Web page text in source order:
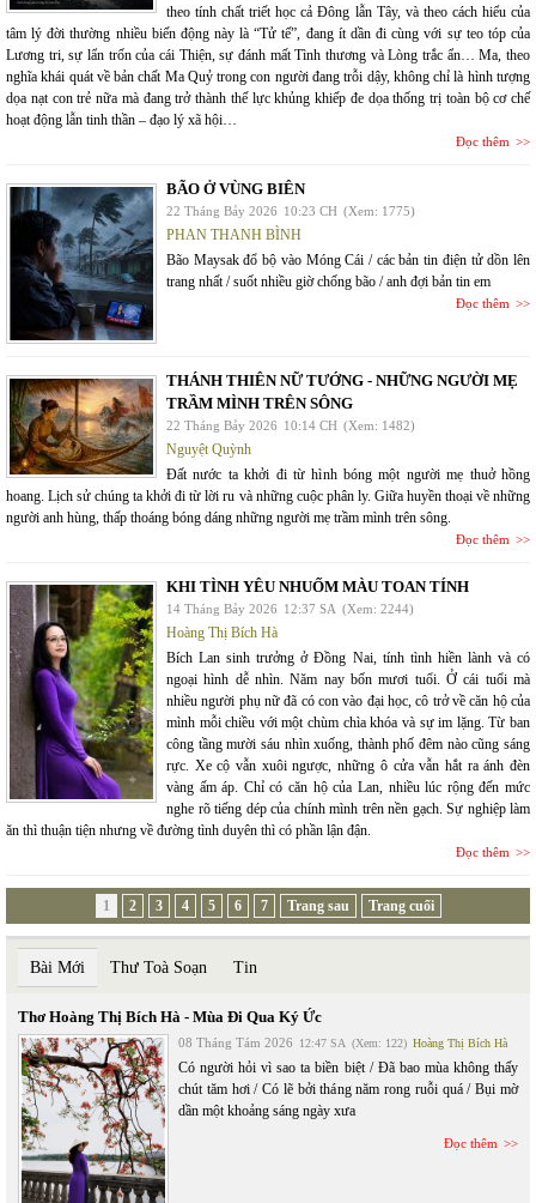
theo tính chất triết học cả Đông lẫn Tây, và theo cách hiểu của
tâm lý đời thường nhiều biến động này là “Tử tế”, đang ít dần đi cùng với sự teo tóp của
Lương tri, sự lẩn trốn của cái Thiện, sự đánh mất Tình thương và Lòng trắc ẩn… Ma, theo
nghĩa khái quát về bản chất Ma Quỷ trong con người đang trỗi dậy, không chỉ là hình tượng
dọa nạt con trẻ nữa mà đang trở thành thế lực khủng khiếp đe dọa thống trị toàn bộ cơ chế
hoạt động lẫn tinh thần – đạo lý xã hội…
Đọc thêm
BÃO Ở VÙNG BIÊN
22 Tháng Bảy 2026 10:23 CH (Xem: 1775)
PHAN THANH BÌNH
Bão Maysak đổ bộ vào Móng Cái / các bản tin điện tử dồn lên
trang nhất / suốt nhiều giờ chống bão / anh đợi bản tin em
Đọc thêm
THÁNH THIÊN NỮ TƯỚNG - NHỮNG NGƯỜI MẸ
TRẦM MÌNH TRÊN SÔNG
22 Tháng Bảy 2026 10:14 CH (Xem: 1482)
Nguyệt Quỳnh
Đất nước ta khởi đi từ hình bóng một người mẹ thuở hồng
hoang. Lịch sử chúng ta khởi đi từ lời ru và những cuộc phân ly. Giữa huyền thoại về những
người anh hùng, thấp thoáng bóng dáng những người mẹ trầm mình trên sông.
Đọc thêm
KHI TÌNH YÊU NHUỐM MÀU TOAN TÍNH
14 Tháng Bảy 2026 12:37 SA (Xem: 2244)
Hoàng Thị Bích Hà
Bích Lan sinh trưởng ở Đồng Nai, tính tình hiền lành và có
ngoại hình dễ nhìn. Năm nay bốn mươi tuổi. Ở cái tuổi mà
nhiều người phụ nữ đã có con vào đại học, cô trở về căn hộ của
mình mỗi chiều với một chùm chìa khóa và sự im lặng. Từ ban
công tầng mười sáu nhìn xuống, thành phố đêm nào cũng sáng
rực. Xe cộ vẫn xuôi ngược, những ô cửa vẫn hắt ra ánh đèn
vàng ấm áp. Chỉ có căn hộ của Lan, nhiều lúc rộng đến mức
nghe rõ tiếng dép của chính mình trên nền gạch. Sự nghiệp làm
ăn thì thuận tiện nhưng về đường tình duyên thì có phần lận đận.
Đọc thêm
1 2 3 4 5 6 7 Trang sau Trang cuối
Bài Mới Thư Toà Soạn Tin
Thơ Hoàng Thị Bích Hà - Mùa Đi Qua Ký Ức
08 Tháng Tám 2026 12:47 SA (Xem: 122) Hoàng Thị Bích Hà
Có người hỏi vì sao ta biền biệt / Đã bao mùa không thấy
chút tăm hơi / Có lẽ bởi tháng năm rong ruỗi quá / Bụi mờ
dần một khoảng sáng ngày xưa
Đọc thêm